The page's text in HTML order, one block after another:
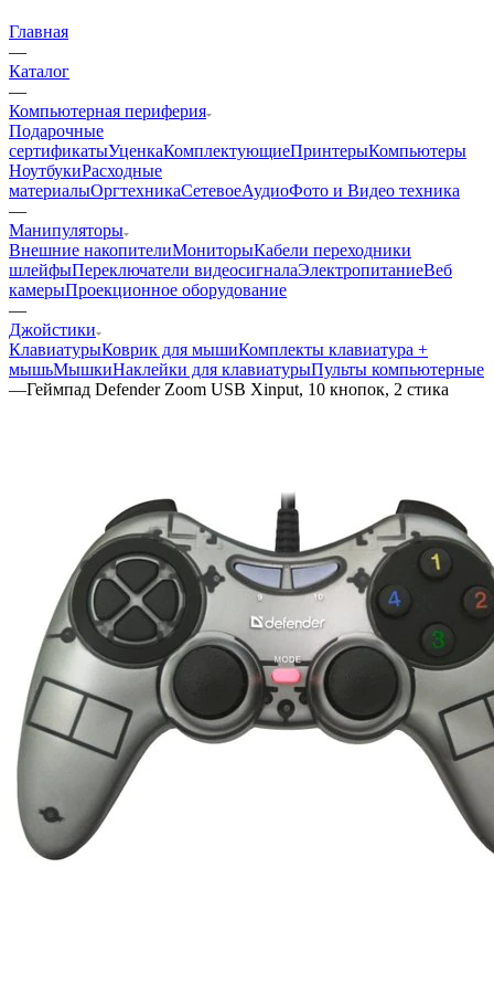
Главная
—
Каталог
—
Компьютерная периферия
Подарочные
сертификатыУценкаКомплектующиеПринтерыКомпьютеры
НоутбукиРасходные
материалыОргтехникаСетевоеАудиоФото и Видео техника
—
Манипуляторы
Внешние накопителиМониторыКабели переходники
шлейфыПереключатели видеосигналаЭлектропитаниеВеб
камерыПроекционное оборудование
—
Джойстики
КлавиатурыКоврик для мышиКомплекты клавиатура +
мышьМышкиНаклейки для клавиатурыПульты компьютерные
—Геймпад Defender Zoom USB Xinput, 10 кнопок, 2 стика